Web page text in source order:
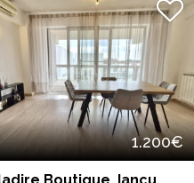
1.200€